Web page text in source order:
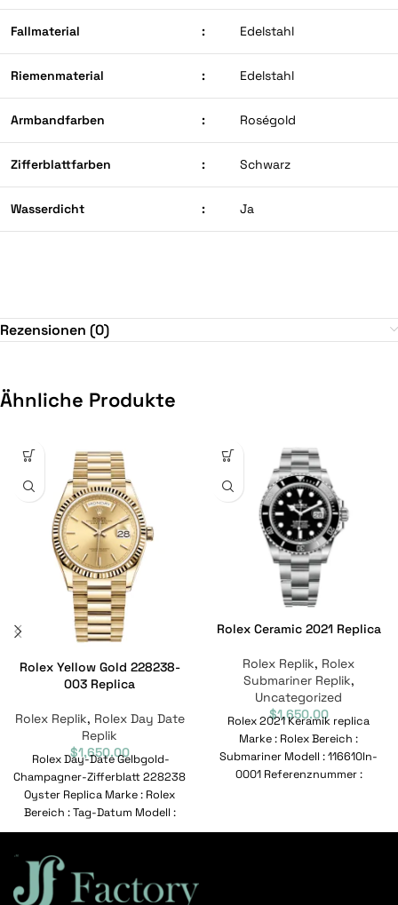
Fallmaterial : Edelstahl
Riemenmaterial : Edelstahl
Armbandfarben : Roségold
Zifferblattfarben : Schwarz
Wasserdicht : Ja
Rezensionen (0)
Ähnliche Produkte
Rolex Yellow Gold 228238-
003 Replica
Rolex Replik, Rolex Day Date
Replik
$1,650.00
Rolex Day-Date Gelbgold-
Champagner-Zifferblatt 228238
Oyster Replica Marke : Rolex
Bereich : Tag-Datum Modell :
228238-003 Referenznummer :
Rolex Ceramic 2021 Replica
Rolex Replik, Rolex
Submariner Replik,
Uncategorized
$1,650.00
Rolex 2021 Keramik replica
Marke : Rolex Bereich :
Submariner Modell : 116610ln-
0001 Referenznummer :